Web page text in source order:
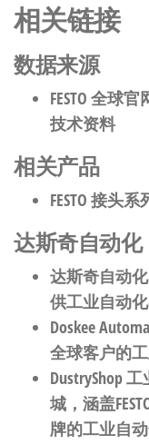
相关链接
数据来源
FESTO 全球官
技术资料
相关产品
FESTO 接头
达斯奇自动化
达斯奇自动化
供工业自动
Doskee
全球客户的
DustryShop
城，涵盖
牌的工业自